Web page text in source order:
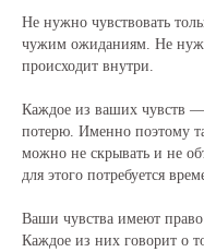
Не нужно чувствовать
чужим ожиданиям. Не
происходит внутри.
Каждое из ваших чувств
потерю. Именно поэтому
можно не скрывать и не
для этого потребуется
Ваши чувства имеют право
Каждое из них говорит о